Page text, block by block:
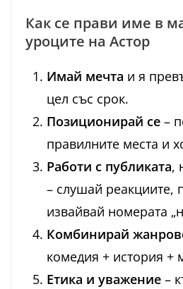
Как се прави име в
уроците на Астор
Имай мечта и я
цел със срок.
Позиционирай се –
правилните места и
Работи с публиката,
– слушай реакциите,
извайвай номерата
Комбинирай
комедия + история +
Етика и уважение –